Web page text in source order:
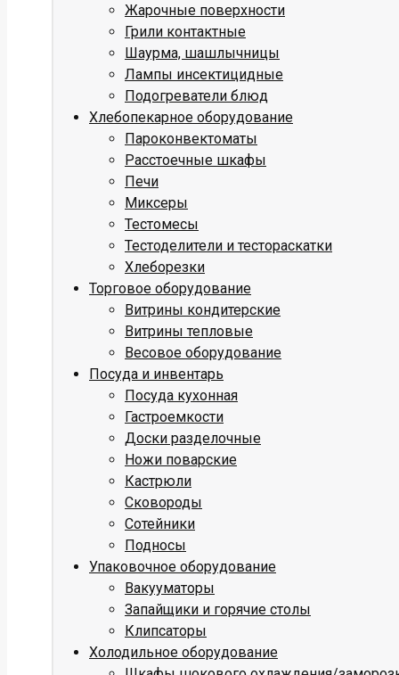
Жарочные поверхности
Грили контактные
Шаурма, шашлычницы
Лампы инсектицидные
Подогреватели блюд
Хлебопекарное оборудование
Пароконвектоматы
Расстоечные шкафы
Печи
Миксеры
Тестомесы
Тестоделители и тестораскатки
Хлеборезки
Торговое оборудование
Витрины кондитерские
Витрины тепловые
Весовое оборудование
Посуда и инвентарь
Посуда кухонная
Гастроемкости
Доски разделочные
Ножи поварские
Кастрюли
Сковороды
Сотейники
Подносы
Упаковочное оборудование
Вакууматоры
Запайщики и горячие столы
Клипсаторы
Холодильное оборудование